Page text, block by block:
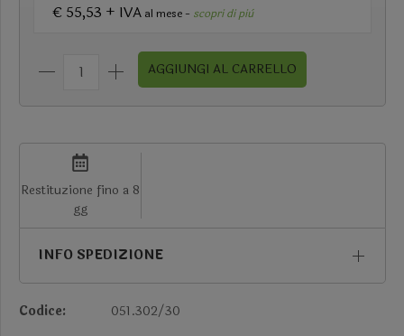
€ 55,53 + IVA al mese - scopri di più
AGGIUNGI AL CARRELLO
Restituzione fino a 8
gg
INFO SPEDIZIONE
Codice: 051.302/30